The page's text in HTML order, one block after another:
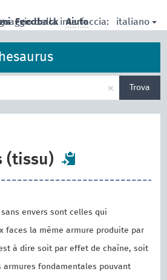
della interfaccia: italiano
Feedback Aiuto
× Trova
(tissu)
envers sont celles qui
faces la même armure produite par
à dire soit par effet de chaîne, soit
armures fondamentales pouvant